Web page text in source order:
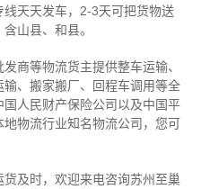
天天发车，2-3天可把货物送
山县、和县。
商等物流货主提供整车运输、
、搬家搬厂、回程车调用等全
人民财产保险公司以及中国平
物流行业知名物流公司，您可
及时，欢迎来电咨询苏州至巢